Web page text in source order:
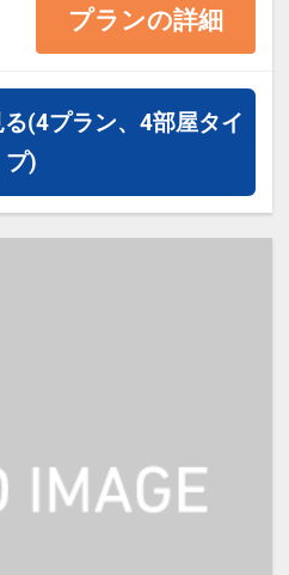
。2名1室の場合、お
場合は添い寝不可
な場合は現地払いと
る場合があります。
承ください。
プランの詳細
(4プラン、4部屋タイ
プ)